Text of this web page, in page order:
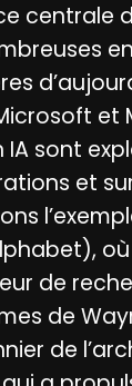
centrale
et
IA sont
et
où
de
de
de